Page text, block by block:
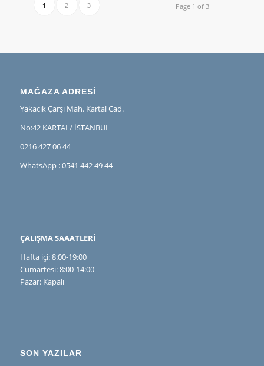
Page 1 of 3
1 2 3
MAĞAZA ADRESİ
Yakacık Çarşı Mah. Kartal Cad.
No:42 KARTAL/ İSTANBUL
0216 427 06 44
WhatsApp : 0541 442 49 44
ÇALIŞMA SAAATLERİ
Hafta içi: 8:00-19:00
Cumartesi: 8:00-14:00
Pazar: Kapalı
SON YAZILAR